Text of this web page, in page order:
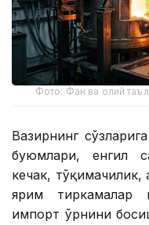
Фото: Фан ва олий
Вазирнинг
буюмлари, енгил
кечак,
ярим тиркамалар
импорт ўрнини